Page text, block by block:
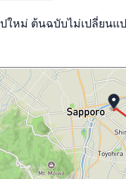
ใหม่ ต้นฉบับไม่เปลี่ยนแ